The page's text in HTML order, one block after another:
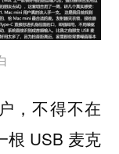
，不得不在
根 USB 麦克